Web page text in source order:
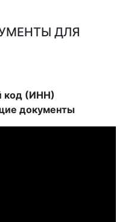
ДЛЯ
код (ИНН)
документы